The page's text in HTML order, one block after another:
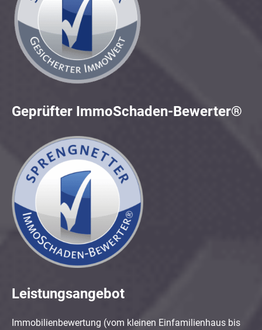
Geprüfter ImmoSchaden-Bewerter®
Leistungsangebot
Immobilienbewertung (vom kleinen Einfamilienhaus bis